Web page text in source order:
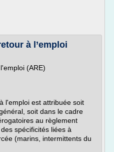
à l’emploi
(ARE)
l'emploi est attribuée soit
soit dans le cadre
au règlement
spécificités liées à
(marins, intermittents du